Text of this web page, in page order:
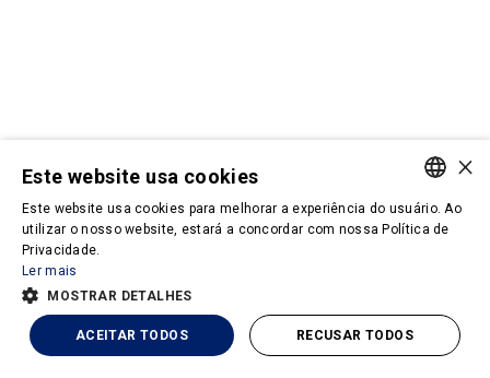
PORTUGUESE
×
Este website usa cookies
Este website usa cookies para melhorar a experiência do usuário. Ao
utilizar o nosso website, estará a concordar com nossa Política de
Privacidade.
Ler mais
MOSTRAR DETALHES
ACEITAR TODOS RECUSAR TODOS